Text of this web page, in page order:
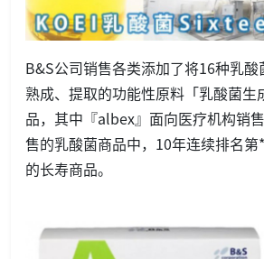
B&S公司销售各类添加了将16种乳酸
熟成、提取的功能性原料「乳酸菌生
品，其中『albex』面向医疗机构销
售的乳酸菌商品中，10年连续排名
的长寿商品。